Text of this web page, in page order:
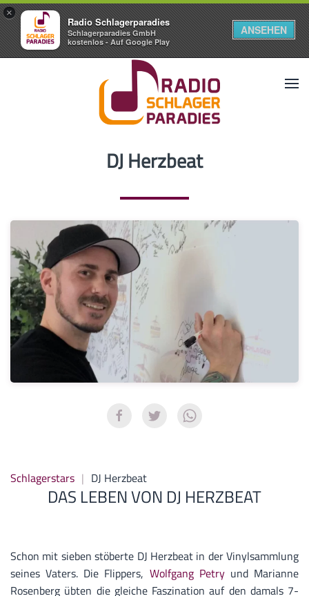
×
Radio Schlagerparadies
Schlagerparadies GmbH
kostenlos - Auf Google Play
ANSEHEN
DJ Herzbeat
Schlagerstars DJ Herzbeat
DAS LEBEN VON DJ HERZBEAT
Schon mit sieben stöberte DJ Herzbeat in der Vinylsammlung
seines Vaters. Die Flippers, Wolfgang Petryund Marianne
Rosenberg übten die gleiche Faszination auf den damals 7-